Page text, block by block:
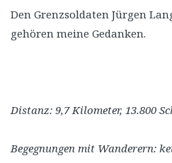
Den Grenzsoldaten Jürgen
gehören meine Gedanken.
Distanz: 9,7 Kilometer, 13.800
Begegnungen mit Wanderern: